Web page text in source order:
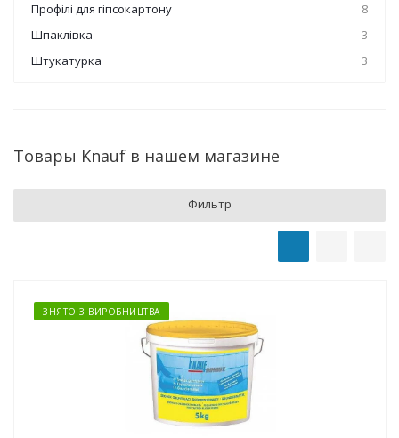
Профілі для гіпсокартону
8
Шпаклівка
3
Штукатурка
3
Товары Knauf в нашем магазине
Фильтр
ЗНЯТО З ВИРОБНИЦТВА